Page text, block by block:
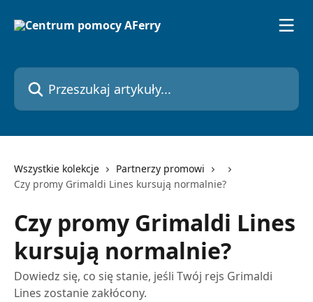
Przeszukaj artykuły...
Wszystkie kolekcje
Partnerzy promowi
Czy promy Grimaldi Lines kursują normalnie?
Czy promy Grimaldi Lines
kursują normalnie?
Dowiedz się, co się stanie, jeśli Twój rejs Grimaldi
Lines zostanie zakłócony.